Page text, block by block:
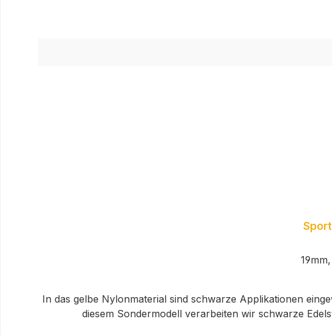
In das gelbe Nylonmaterial sind schwarze Applikationen
diesem Sondermodell verarbeiten wir schwarze